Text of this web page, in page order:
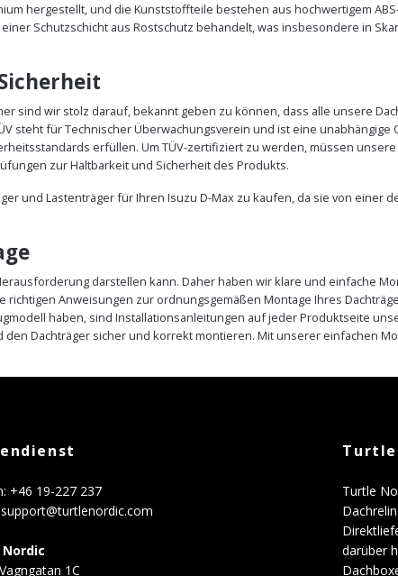
hergestellt, und die Kunststoffteile bestehen aus hochwertigem
Schutzschicht aus Rostschutz behandelt, was insbesondere in
sind wir stolz darauf, bekannt geben zu können, dass alle unsere
steht für Technischer Überwachungsverein und ist eine
erfüllen. Um TÜV-zertifiziert zu werden, müssen
zur Haltbarkeit und Sicherheit des Produkts.
und Lastenträger für Ihren Isuzu D-Max zu kaufen, da sie von
darstellen kann. Daher haben wir klare und einfache
Anweisungen zur ordnungsgemäßen Montage Ihres
haben, sind Installationsanleitungen auf jeder Produktseite
Dachträger sicher und korrekt montieren. Mit unserer einfachen
+46 19-227 237
support@turtlenordic.com
1C
Turtle
darüber